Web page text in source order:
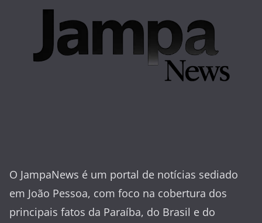
O JampaNews é um portal de notícias sediado
em João Pessoa, com foco na cobertura dos
principais fatos da Paraíba, do Brasil e do